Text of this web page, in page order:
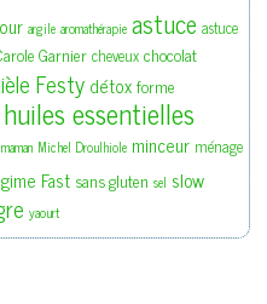
argile aromathérapie astuce astuce
Garnier cheveux chocolat
Festy détoxforme
huiles essentielles
maman Michel Droulhiole minceur ménage
Fast sans gluten sel slow
yaourt